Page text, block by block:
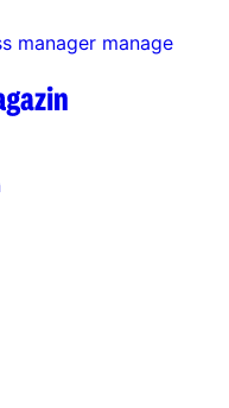
manager manage